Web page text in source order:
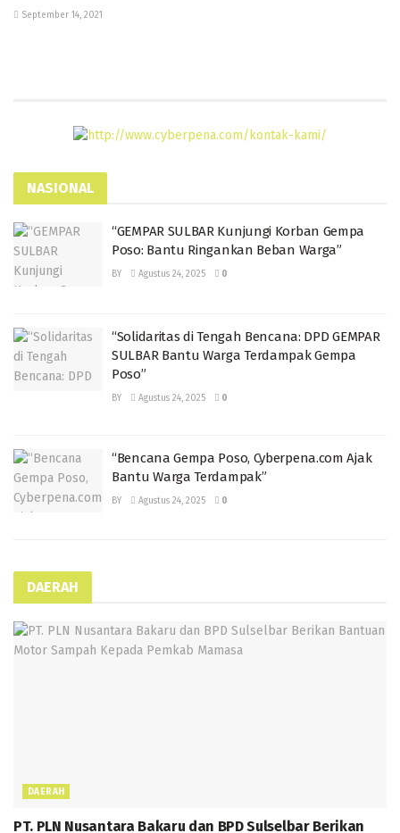
September 14, 2021
NASIONAL
“GEMPAR SULBAR Kunjungi Korban Gempa
Poso: Bantu Ringankan Beban Warga”
BY Agustus 24, 2025 0
“Solidaritas di Tengah Bencana: DPD GEMPAR
SULBAR Bantu Warga Terdampak Gempa
Poso”
BY Agustus 24, 2025 0
“Bencana Gempa Poso, Cyberpena.com Ajak
Bantu Warga Terdampak”
BY Agustus 24, 2025 0
DAERAH
DAERAH
PT. PLN Nusantara Bakaru dan BPD Sulselbar Berikan